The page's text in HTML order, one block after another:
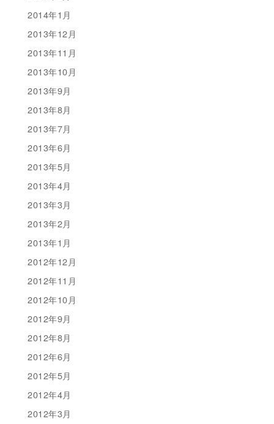
2014年1月
2013年12月
2013年11月
2013年10月
2013年9月
2013年8月
2013年7月
2013年6月
2013年5月
2013年4月
2013年3月
2013年2月
2013年1月
2012年12月
2012年11月
2012年10月
2012年9月
2012年8月
2012年6月
2012年5月
2012年4月
2012年3月